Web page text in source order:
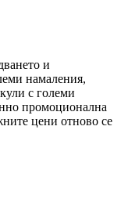
и
намаления,
с големи
промоционална
цени отново се